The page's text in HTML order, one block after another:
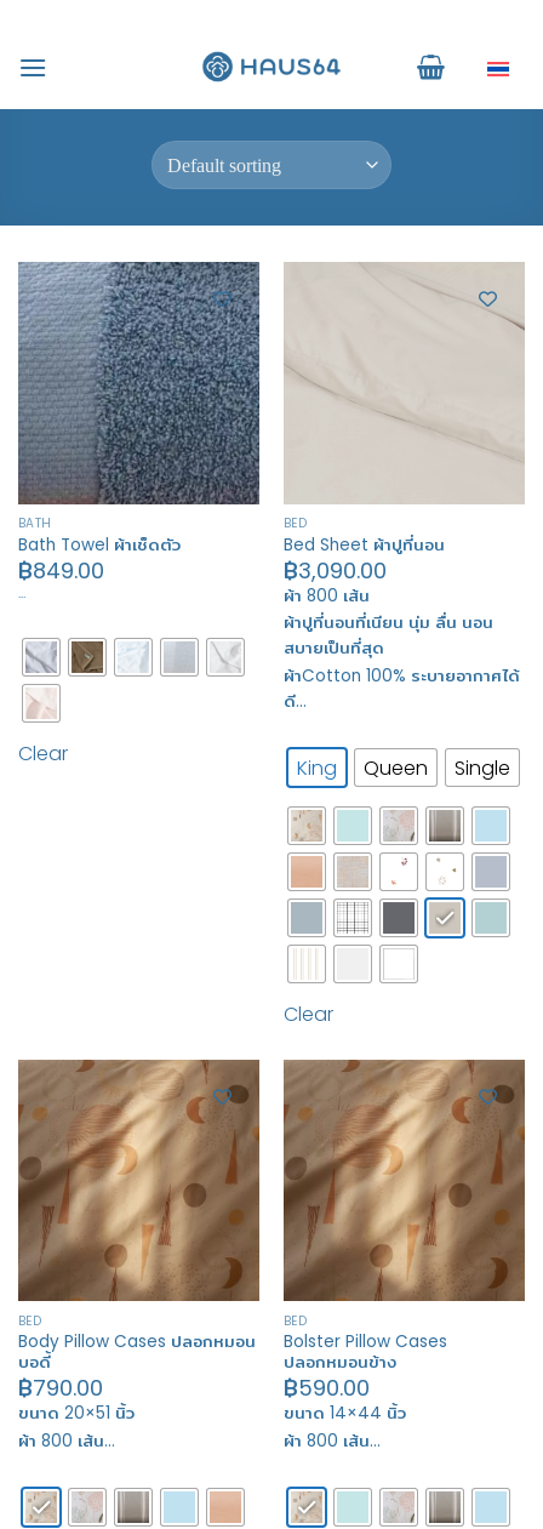
content
BATH
Bath Towel ผ้าเช็ดตัว
฿849.00
…
Clear
BED
Bed Sheet ผ้าปูที่นอน
฿3,090.00
ผ้า 800 เส้น
ผ้าปูที่นอนที่เนียน นุ่ม ลื่น นอน
สบายเป็นที่สุด
ผ้าCotton 100% ระบายอากาศได้
ดี…
King Queen Single
Clear
BED
Body Pillow Cases ปลอกหมอน
บอดี้
฿790.00
ขนาด 20×51 นิ้ว
ผ้า 800 เส้น…
BED
Bolster Pillow Cases
ปลอกหมอนข้าง
฿590.00
ขนาด 14×44 นิ้ว
ผ้า 800 เส้น…